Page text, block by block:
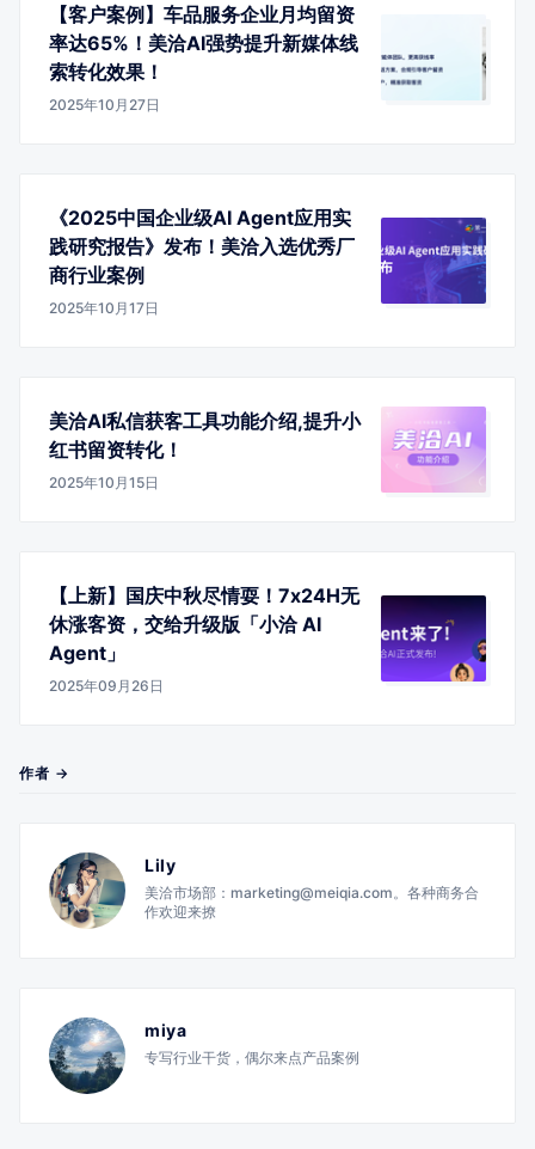
【客户案例】车品服务企业月均留资
率达65%！美洽AI强势提升新媒体线
索转化效果！
2025年10月27日
《2025中国企业级AI Agent应用实
践研究报告》发布！美洽入选优秀厂
商行业案例
2025年10月17日
美洽AI私信获客工具功能介绍,提升小
红书留资转化！
2025年10月15日
【上新】国庆中秋尽情耍！7x24H无
休涨客资，交给升级版「小洽 AI
Agent」
2025年09月26日
作者 →
Lily
美洽市场部：marketing@meiqia.com。各种商务合
作欢迎来撩
miya
专写行业干货，偶尔来点产品案例